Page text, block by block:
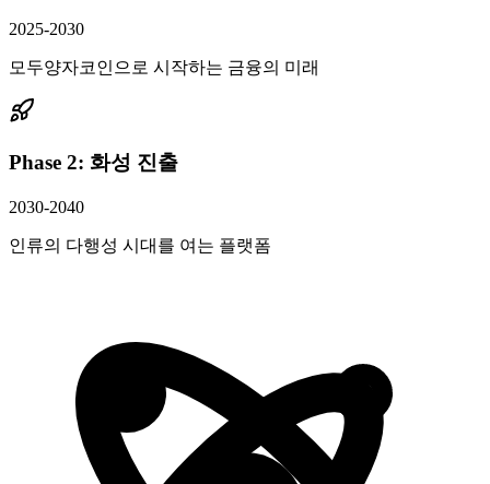
2025-2030
모두양자코인으로 시작하는 금융의 미래
Phase 2: 화성 진출
2030-2040
인류의 다행성 시대를 여는 플랫폼